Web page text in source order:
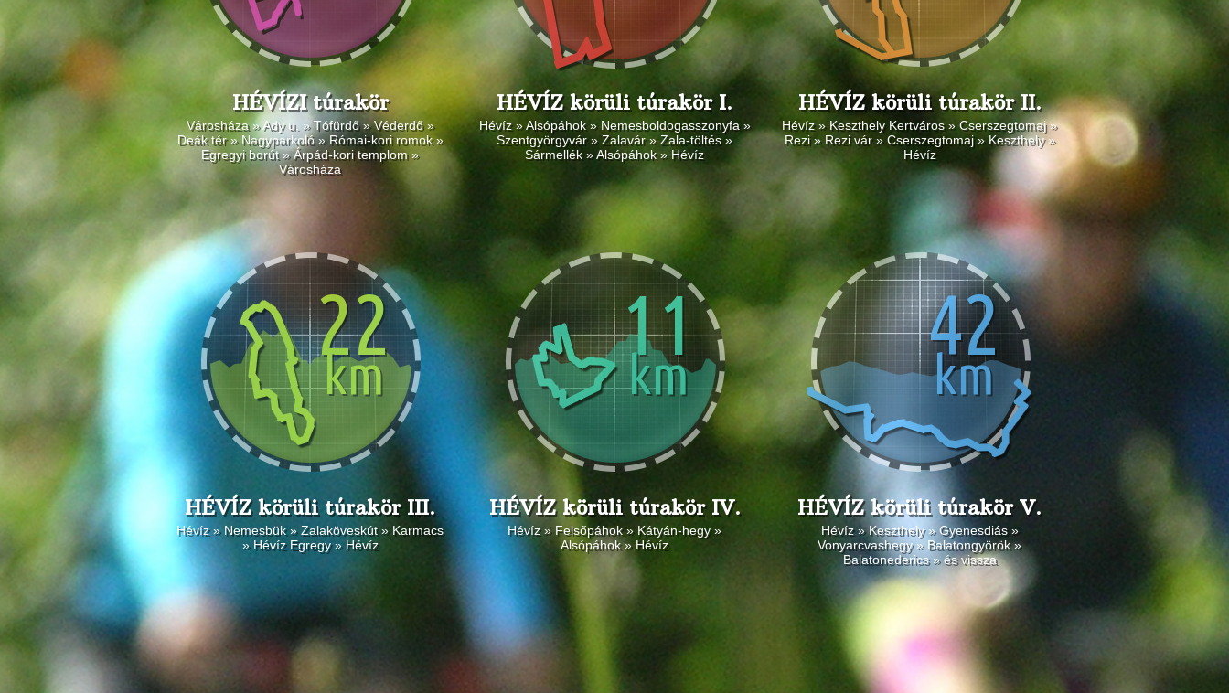
HÉVÍZI túrakör
Városháza » Ady u. » Tófürdő » Véderdő »
Deák tér » Nagyparkoló » Római-kori romok »
Egregyi borút » Árpád-kori templom »
Városháza
HÉVÍZ körüli túrakör I.
Hévíz » Alsópáhok » Nemesboldogasszonyfa »
Szentgyörgyvár » Zalavár » Zala-töltés »
Sármellék » Alsópáhok » Hévíz
HÉVÍZ körüli túrakör II.
Hévíz » Keszthely Kertváros » Cserszegtomaj »
Rezi » Rezi vár » Cserszegtomaj » Keszthely »
Hévíz
22
km
HÉVÍZ körüli túrakör III.
Hévíz » Nemesbük » Zalaköveskút » Karmacs
» Hévíz Egregy » Hévíz
11
km
HÉVÍZ körüli túrakör IV.
Hévíz » Felsőpáhok » Kátyán-hegy »
Alsópáhok » Hévíz
42
km
HÉVÍZ körüli túrakör V.
Hévíz » Keszthely » Gyenesdiás »
Vonyarcvashegy » Balatongyörök »
Balatonederics » és vissza